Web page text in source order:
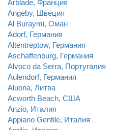
Arblade, Франция
Angeby, Швеция
Al Buraymi, Оман
Adorf, Германия
Altentreptow, Германия
Aschaffenburg, Германия
Alvoco da Serra, Португалия
Aulendorf, Германия
Aluona, Литва
Acworth Beach, США
Anzio, Италия
Appiano Gentile, Италия